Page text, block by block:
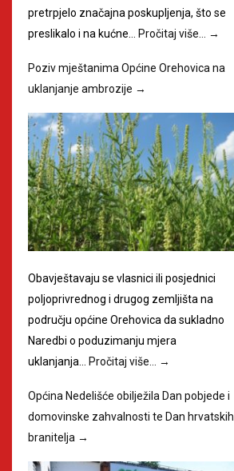
pretrpjelo značajna poskupljenja, što se
preslikalo i na kućne… Pročitaj više… →
Poziv mještanima Općine Orehovica na
uklanjanje ambrozije →
Obavještavaju se vlasnici ili posjednici
poljoprivrednog i drugog zemljišta na
području općine Orehovica da sukladno
Naredbi o poduzimanju mjera
uklanjanja…
Pročitaj više… →
Općina Nedelišće obilježila Dan pobjede i
domovinske zahvalnosti te Dan hrvatskih
branitelja →